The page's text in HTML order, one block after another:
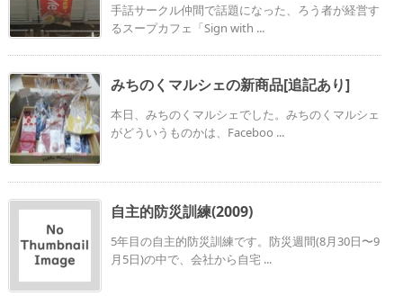
手話サークル仲間で話題になった、ろう者が経営す
るスープカフェ「Sign with ...
みちのくマルシェの新商品[追記あり]
本日、みちのくマルシェでした。みちのくマルシェ
がどういうものかは、Faceboo ...
自主的防災訓練(2009)
5年目の自主的防災訓練です。防災週間(8月30日〜9
月5日)の中で、会社から自宅 ...